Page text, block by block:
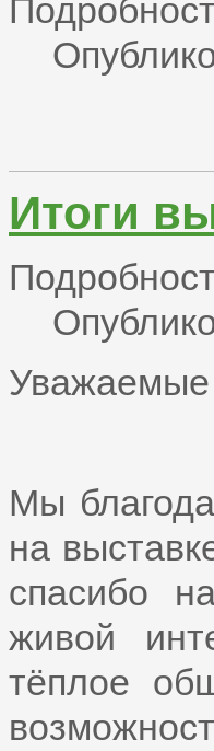
Итоги
Уважаемые
Мы
на
спасибо
живой
тёплое